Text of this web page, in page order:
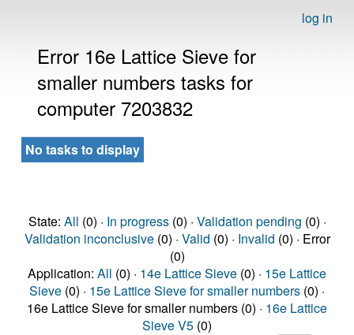
log in
Error 16e Lattice Sieve for
smaller numbers tasks for
computer 7203832
No tasks to display
State: All (0) · In progress(0) · Validation pending (0) ·
Validation inconclusive(0) · Valid (0) · Invalid (0) · Error
(0)
Application: All (0) · 14e Lattice Sieve (0) · 15e Lattice
Sieve (0) · 15e Lattice Sieve for smaller numbers (0) ·
16e Lattice Sieve for smaller numbers (0) · 16e Lattice
Sieve V5 (0)